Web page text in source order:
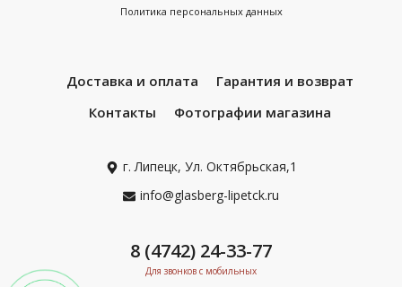
Политика персональных данных
Доставка и оплата
Гарантия и возврат
Контакты
Фотографии магазина
г. Липецк, Ул. Октябрьская,1
info@glasberg-lipetck.ru
8 (4742) 24-33-77
Для звонков с мобильных